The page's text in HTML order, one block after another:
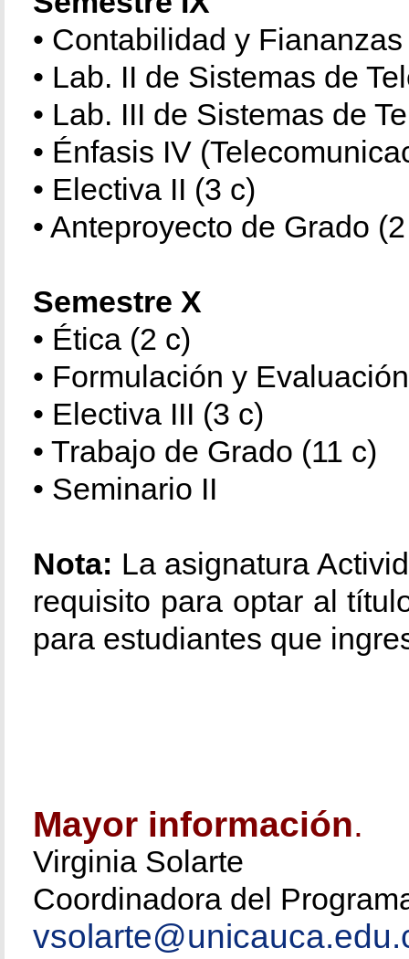
• Contabilidad y
• Lab. II de Sistemas de
• Lab. III de Sistemas de
• Énfasis IV
• Electiva II (3 c)
• Anteproyecto de Grado
Semestre X
• Ética (2 c)
• Formulación y
• Electiva III (3 c)
• Trabajo de Grado (11 c)
• Seminario II
Nota: La asignatura
requisito para optar al
para estudiantes que
Mayor información.
Virginia Solarte
Coordinadora del